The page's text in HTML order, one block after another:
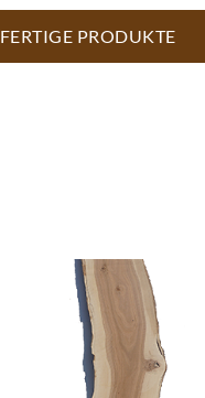
FERTIGE PRODUKTE